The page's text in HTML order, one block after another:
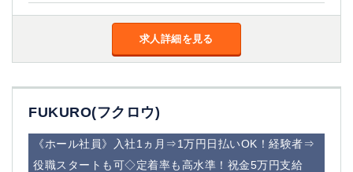
求人詳細を見る
FUKURO(フクロウ)
《ホール社員》入社1ヵ月⇒1万円日払いOK！経験者⇒
役職スタートも可◇定着率も高水準！祝金5万円支給